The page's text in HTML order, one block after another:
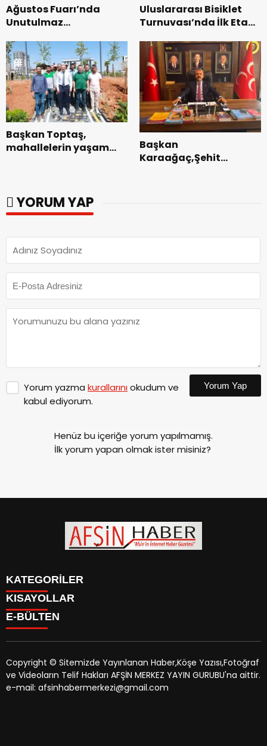
Ağustos Fuarı’nda
Unutulmaz
Uluslararası Bisiklet
Turnuvası’nda İlk Etap
Tamamlandı.
Başkan Toptaş,
mahallelerin yaşam
Başkan
Karaağaç,Şehit
YORUM YAP
Yorum yazma kurallarınıokudum ve
kabul ediyorum.
Yorum Yap
Henüz bu içeriğe yorum yapılmamış.
İlk yorum yapan olmak ister misiniz?
KATEGORİLER
SİYASET
EĞİTİM
MAGAZİN
MANŞETLER
ÖZEL HABER
KISAYOLLAR
SİYASET
EĞİTİM
KÜLTÜR SANAT
MAGAZİN
MANŞETLER
E-BÜLTEN
afsinhaber.com e-bültenine abone olarak, tarafınıza haber,
duyuru ve kampanya içerikli e-postaların gönderilmesini
Copyright © Sitemizde Yayınlanan Haber,Köşe Yazısı,Fotoğraf
ve Videoların Telif Hakları AFŞİN MERKEZ YAYIN GURUBU'na aittir.
e-mail: afsinhabermerkezi@gmail.com